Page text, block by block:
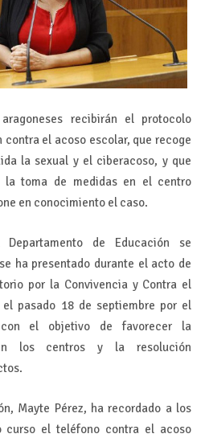
recibirán el protocolo
el acoso escolar, que recoge
la sexual y el ciberacoso, y que
la toma de medidas en el centro
en conocimiento el caso.
de Educación se
ha presentado durante el acto de
por la Convivencia y Contra el
el pasado 18 de septiembre por el
con el objetivo de favorecer la
los centros y la resolución
Mayte Pérez, ha recordado a los
curso el teléfono contra el acoso